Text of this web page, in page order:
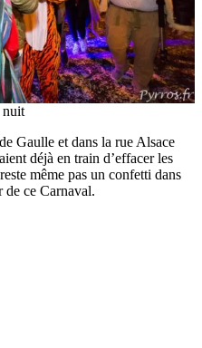
nuit
Gaulle et dans la rue Alsace
déjà en train d’effacer les
même pas un confetti dans
de ce Carnaval.